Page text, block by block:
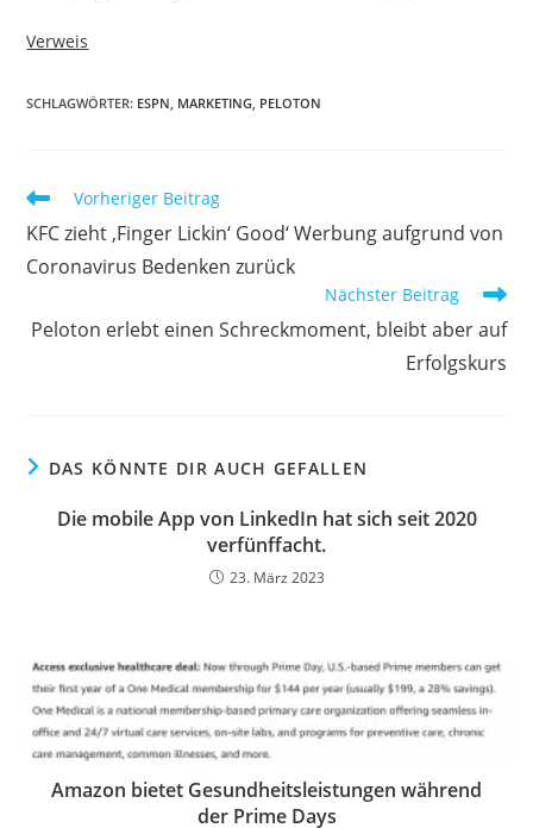
Verweis
SCHLAGWÖRTER: ESPN, MARKETING, PELOTON
Vorheriger Beitrag
KFC zieht ‚Finger Lickin‘ Good‘ Werbung aufgrund von
Coronavirus Bedenken zurück
Nächster Beitrag
Peloton erlebt einen Schreckmoment, bleibt aber auf
Erfolgskurs
DAS KÖNNTE DIR AUCH GEFALLEN
Die mobile App von LinkedIn hat sich seit 2020
verfünffacht.
23. März 2023
Amazon bietet Gesundheitsleistungen während
der Prime Days